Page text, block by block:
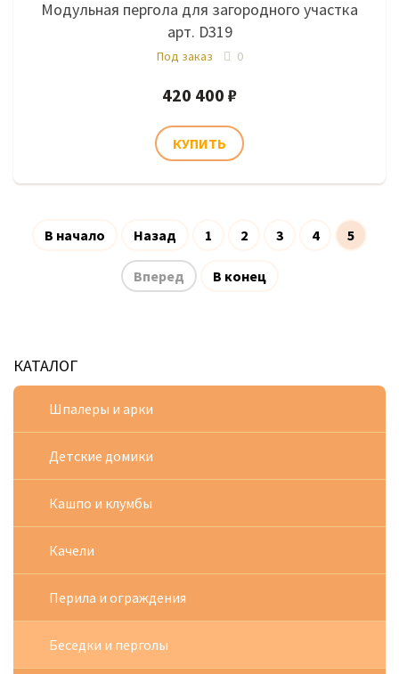
Модульная пергола для загородного участка
арт. D319
Под заказ 0
420 400 ₽
В начало Назад 1 2 3 4 5
Вперед В конец
КАТАЛОГ
Шпалеры и арки
Детские домики
Кашпо и клумбы
Качели
Перила и ограждения
Беседки и перголы